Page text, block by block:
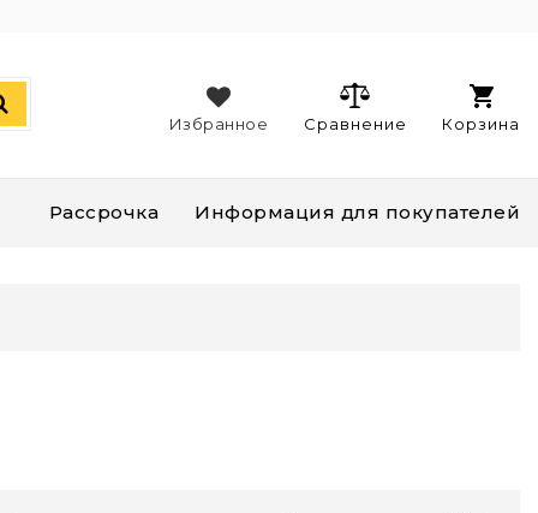
Корзина
Сравнение
Избранное
Рассрочка Информация для покупателей